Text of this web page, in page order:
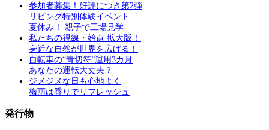
参加者募集！好評につき第2弾
リビング特別体験イベント
夏休み！ 親子で工場見学
私たちの視線・始点 拡大版！
身近な自然が世界を広げる！
自転車の“青切符”運用3カ月
あなたの運転大丈夫？
ジメジメな日も心地よく
梅雨は香りでリフレッシュ
発行物